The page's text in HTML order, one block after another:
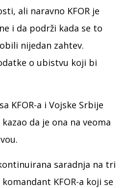
ali naravno KFOR je
i da podrži kada se to
nijedan zahtev.
o ubistvu koji bi
KFOR-a i Vojske Srbije
da je ona na veoma
saradnja na tri
KFOR-a koji se